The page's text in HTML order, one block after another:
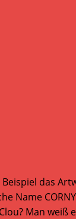
das
Name
Man weiß